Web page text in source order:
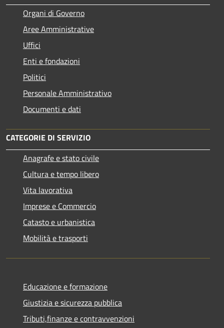
Organi di Governo
Aree Amministrative
Uffici
Enti e fondazioni
Politici
Personale Amministrativo
Documenti e dati
CATEGORIE DI SERVIZIO
Anagrafe e stato civile
Cultura e tempo libero
Vita lavorativa
Imprese e Commercio
Catasto e urbanistica
Mobilità e trasporti
Educazione e formazione
Giustizia e sicurezza pubblica
Tributi,finanze e contravvenzioni